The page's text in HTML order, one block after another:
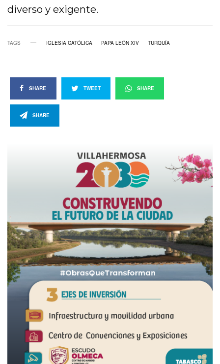
diverso y exigente.
TAGS IGLESIA CATÓLICA PAPA LEÓN XIV TURQUÍA
SHARE TWEET SHARE
SHARE